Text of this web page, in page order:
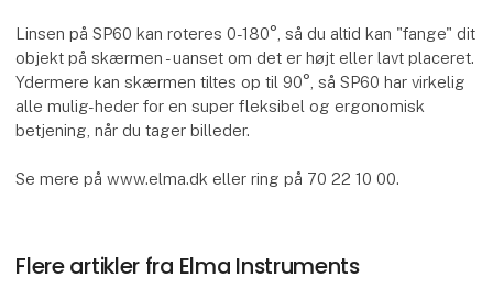
Linsen på SP60 kan roteres 0-180°, så du altid kan "fange" dit
objekt på skærmen - uanset om det er højt eller lavt placeret.
Ydermere kan skærmen tiltes op til 90°, så SP60 har virkelig
alle mulig-heder for en super fleksibel og ergonomisk
betjening, når du tager billeder.
Se mere på www.elma.dk eller ring på 70 22 10 00.
Flere artikler fra Elma Instruments